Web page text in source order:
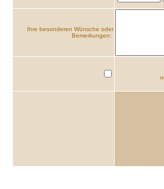
Ihre besonderen Wünsche oder
Bemerkungen: